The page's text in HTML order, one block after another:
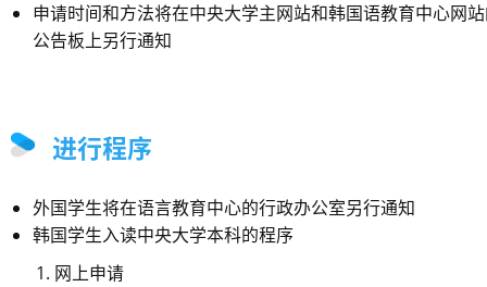
申请时间和方法将在中央大学主网站和韩国语教育中心网
公告板上另行通知
进行程序
外国学生将在语言教育中心的行政办公室另行通知
韩国学生入读中央大学本科的程序
网上申请